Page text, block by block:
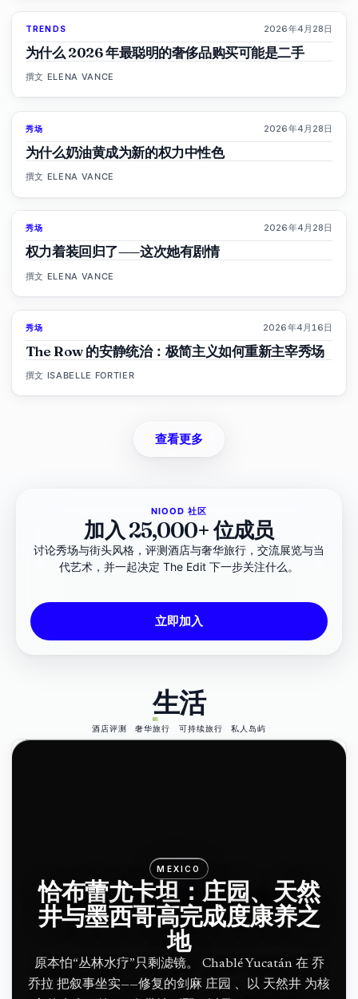
89% 77
TRENDS 2026年4月28日
为什么 2026 年最聪明的奢侈品购买可能是二手
撰文 ELENA VANCE
86% 60
秀场 2026年4月28日
为什么奶油黄成为新的权力中性色
撰文 ELENA VANCE
86% 62
秀场 2026年4月28日
权力着装回归了——这次她有剧情
撰文 ELENA VANCE
93% 67
秀场 2026年4月16日
The Row 的安静统治：极简主义如何重新主宰秀场
撰文 ISABELLE FORTIER
查看更多
NIOOD 社区
加入 25,000+ 位成员
讨论秀场与街头风格，评测酒店与奢华旅行，交流展览与当
代艺术，并一起决定 The Edit 下一步关注什么。
立即加入
生活
酒店评测 奢华旅行 可持续旅行 私人岛屿
MEXICO
恰布蕾尤卡坦：庄园、天然
井与墨西哥高完成度康养之
地
原本怕“丛林水疗”只剩滤镜。 Chablé Yucatán 在 乔
乔拉 把叙事坐实——修复的剑麻 庄园 、以 天然井 为核